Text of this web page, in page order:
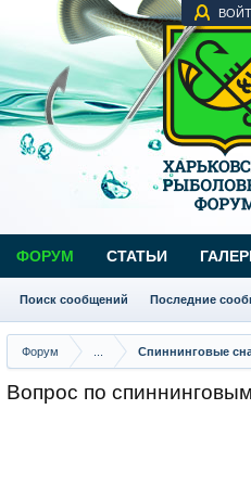
Форум Спиннинговые
Вопрос по
ФОРУМ
Поиск сообщений Последние
СТАТЬИ